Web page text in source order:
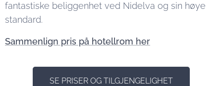
fantastiske beliggenhet ved Nidelva og sin høye
standard.
Sammenlign pris på hotellrom her
SE PRISER OG TILGJENGELIGHET